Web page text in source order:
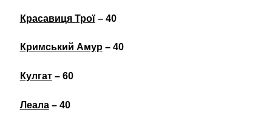
Красавиця Трої– 40
Кримський Амур– 40
Кулгат– 60
Леала– 40